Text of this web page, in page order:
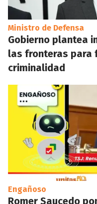
Ministro de Defensa
Gobierno plantea
las fronteras para
criminalidad
Engañoso
Romer Saucedo